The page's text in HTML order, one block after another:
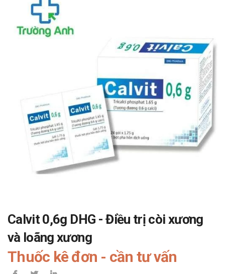
Calvit 0,6g DHG - Điều trị còi xương
và loãng xương
Thuốc kê đơn - cần tư vấn